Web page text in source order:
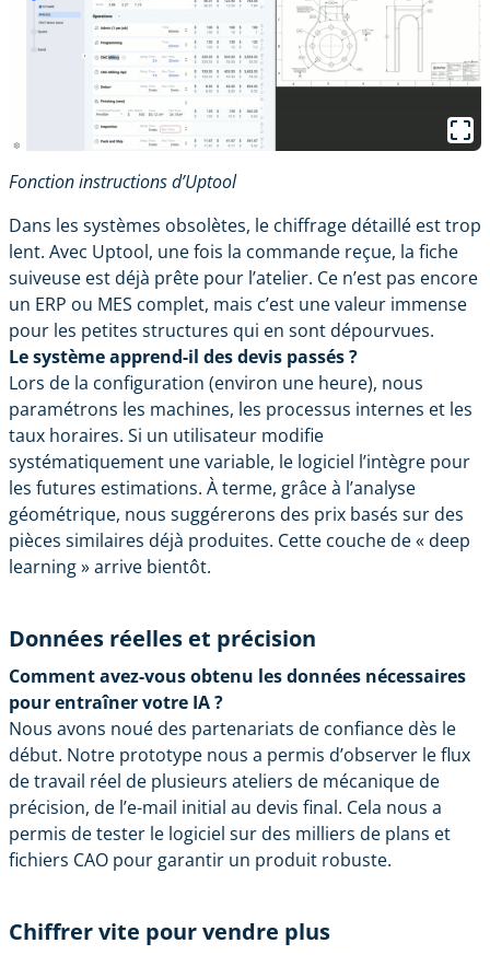
Fonction instructions d’Uptool
Dans les systèmes obsolètes, le chiffrage détaillé est trop
lent. Avec Uptool, une fois la commande reçue, la fiche
suiveuse est déjà prête pour l’atelier. Ce n’est pas encore
un ERP ou MES complet, mais c’est une valeur immense
pour les petites structures qui en sont dépourvues.
Le système apprend-il des devis passés ?
Lors de la configuration (environ une heure), nous
paramétrons les machines, les processus internes et les
taux horaires. Si un utilisateur modifie
systématiquement une variable, le logiciel l’intègre pour
les futures estimations. À terme, grâce à l’analyse
géométrique, nous suggérerons des prix basés sur des
pièces similaires déjà produites. Cette couche de « deep
learning » arrive bientôt.
Données réelles et précision
Comment avez-vous obtenu les données nécessaires
pour entraîner votre IA ?
Nous avons noué des partenariats de confiance dès le
début. Notre prototype nous a permis d’observer le flux
de travail réel de plusieurs ateliers de mécanique de
précision, de l’e-mail initial au devis final. Cela nous a
permis de tester le logiciel sur des milliers de plans et
fichiers CAO pour garantir un produit robuste.
Chiffrer vite pour vendre plus